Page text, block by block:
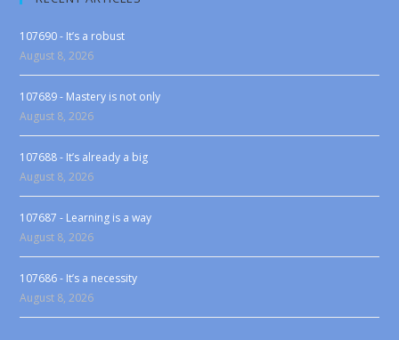
107690 - It’s a robust
August 8, 2026
107689 - Mastery is not only
August 8, 2026
107688 - It’s already a big
August 8, 2026
107687 - Learning is a way
August 8, 2026
107686 - It’s a necessity
August 8, 2026